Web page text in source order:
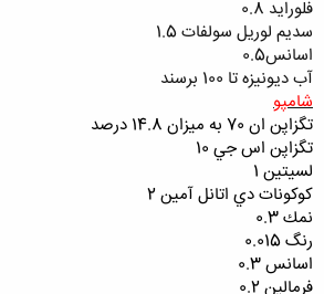
فلورايد 0.8
سديم لوريل سولفات 1.5
اسانس0.5
آب ديونيزه تا 100 برسند
شامپو
تگزاپن ان 70 به ميزان 14.8 درصد
تگزاپن اس جي 10
لسيتين 1
كوكونات دي اتانل آمين 2
نمك 0.3
رنگ 0.015
اسانس 0.3
فرمالين 0.2